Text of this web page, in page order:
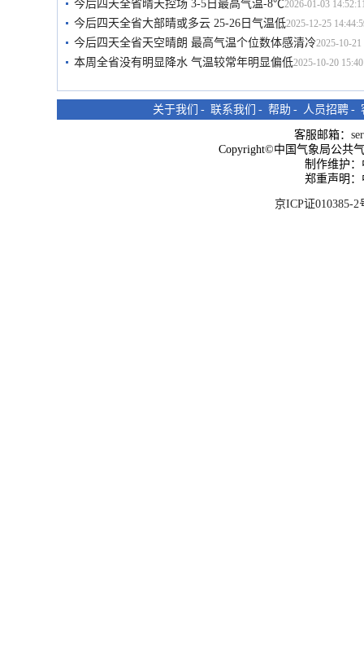
今后四天全省晴天控场 3-5日最高气温-8℃2026-01-03
今后四天全省大部晴或多云 25-26日气温低2025-12-25
今后四天全省天空晴朗 最高气温个位数体感清冷2025-10-21
本周全省没有明显降水 气温较常年明显偏低2025-10-20
关于我们 - 联系我们 - 帮助 - 人员招聘 -
客服邮箱：
Copyright©中国气象局公共
制作维护
郑重声明
京ICP证010385-2